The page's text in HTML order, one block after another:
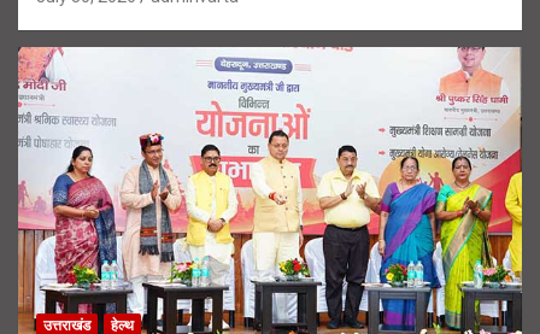
उत्तराखंड हेल्थ